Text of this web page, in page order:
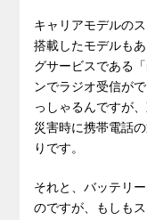
キャリアモデルの
搭載したモデルも
グサービスである
ンでラジオ受信が
っしゃるんですが
災害時に携帯電話
りです。
それと、バッテリ
のですが、もしも